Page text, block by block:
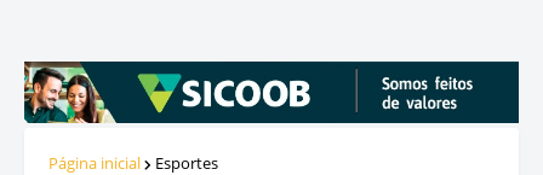
Página inicial Esportes